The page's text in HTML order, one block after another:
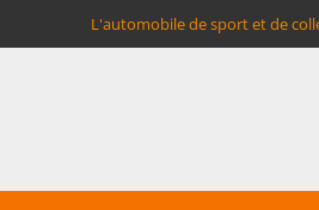
L'automobile de sport et de